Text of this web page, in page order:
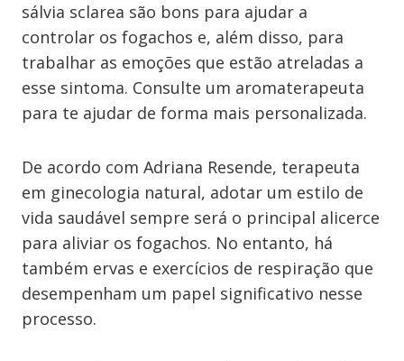
sálvia sclarea são bons para ajudar a
controlar os fogachos e, além disso, para
trabalhar as emoções que estão atreladas a
esse sintoma. Consulte um aromaterapeuta
para te ajudar de forma mais personalizada.
De acordo com Adriana Resende, terapeuta
em ginecologia natural, adotar um estilo de
vida saudável sempre será o principal alicerce
para aliviar os fogachos. No entanto, há
também ervas e exercícios de respiração que
desempenham um papel significativo nesse
processo.